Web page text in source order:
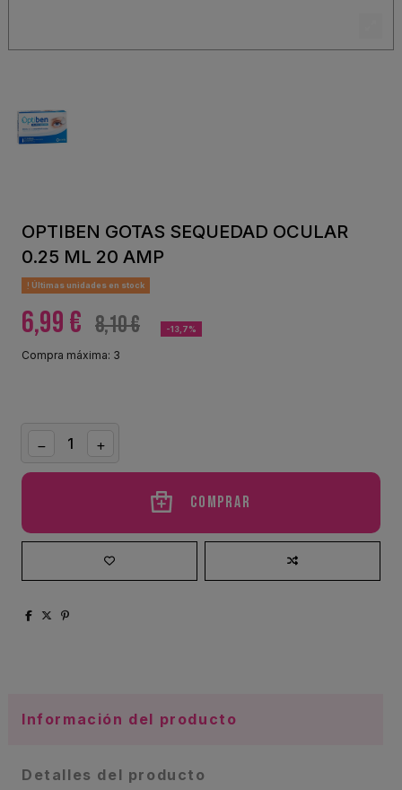
OPTIBEN GOTAS SEQUEDAD OCULAR
0.25 ML 20 AMP
Últimas unidades en stock
6,99 € 8,10 € -13,7%
Compra máxima: 3
Comprar
Información del producto
Detalles del producto